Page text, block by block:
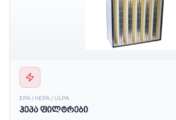
EPA / HEPA / ULPA
ჰეპა ფილტრები